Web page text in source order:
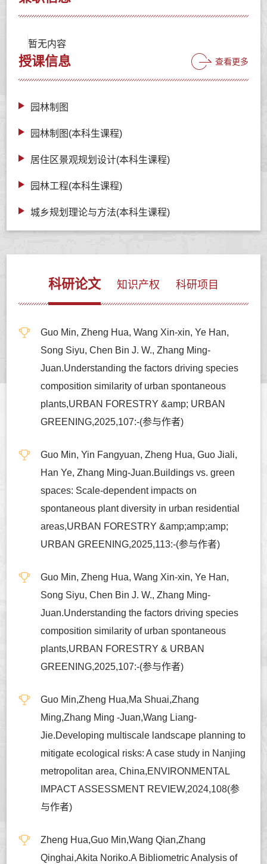
暂无内容
授课信息 查看更多
园林制图
园林制图(本科生课程)
居住区景观规划设计(本科生课程)
园林工程(本科生课程)
城乡规划理论与方法(本科生课程)
科研论文 知识产权 科研项目
Guo Min, Zheng Hua, Wang Xin-xin, Ye Han,
Song Siyu, Chen Bin J. W., Zhang Ming-
Juan.Understanding the factors driving species
composition similarity of urban spontaneous
plants,URBAN FORESTRY &amp; URBAN
GREENING,2025,107:-(参与作者)
Guo Min, Yin Fangyuan, Zheng Hua, Guo Jiali,
Han Ye, Zhang Ming-Juan.Buildings vs. green
spaces: Scale-dependent impacts on
spontaneous plant diversity in urban residential
areas,URBAN FORESTRY &amp;amp;amp;
URBAN GREENING,2025,113:-(参与作者)
Guo Min, Zheng Hua, Wang Xin-xin, Ye Han,
Song Siyu, Chen Bin J. W., Zhang Ming-
Juan.Understanding the factors driving species
composition similarity of urban spontaneous
plants,URBAN FORESTRY & URBAN
GREENING,2025,107:-(参与作者)
Guo Min,Zheng Hua,Ma Shuai,Zhang
Ming,Zhang Ming -Juan,Wang Liang-
Jie.Developing multiscale landscape planning to
mitigate ecological risks: A case study in Nanjing
metropolitan area, China,ENVIRONMENTAL
IMPACT ASSESSMENT REVIEW,2024,108(参
与作者)
Zheng Hua,Guo Min,Wang Qian,Zhang
Qinghai,Akita Noriko.A Bibliometric Analysis of